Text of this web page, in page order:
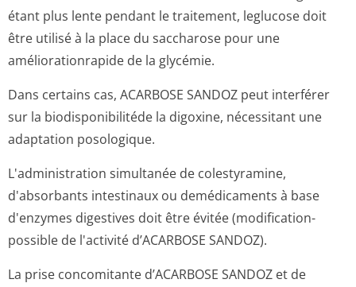
étant plus lente pendant le traitement, leglucose doit
être utilisé à la place du saccharose pour une
améliorationrapide de la glycémie.
Dans certains cas, ACARBOSE SANDOZ peut interférer
sur la biodisponibilitéde la digoxine, nécessitant une
adaptation posologique.
L'administration simultanée de colestyramine,
d'absorbants intestinaux ou demédicaments à base
d'enzymes digestives doit être évitée (modification­
possible de l'activité d’ACARBOSE SANDOZ).
La prise concomitante d’ACARBOSE SANDOZ et de